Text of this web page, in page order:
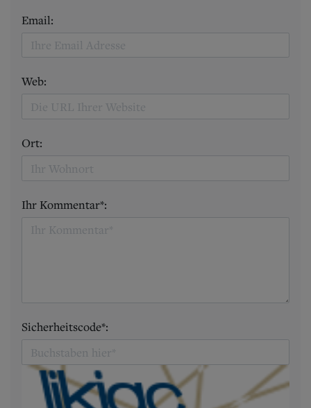
Email:
Web:
Ort:
Ihr Kommentar*:
Sicherheitscode*: